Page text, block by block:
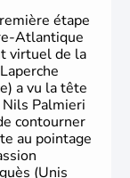
étape
Atlantique
virtuel de la
a vu la tête
Palmieri
contourner
au pointage
(Unis